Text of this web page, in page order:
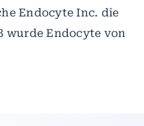
Endocyte Inc. die
wurde Endocyte von